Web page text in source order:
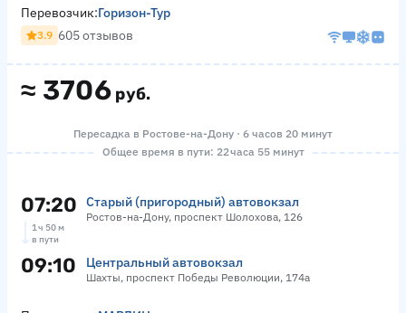
≈ 3706 руб.
Перевозчик:Горизон-Тур
3.9 605 отзывов
Пересадка в Ростове-на-Дону · 6 часов 20 минут
Общее время в пути: 22 часа 55 минут
07:20 Старый (пригородный) автовокзал
Ростов-на-Дону, проспект Шолохова, 126
1 ч 50 м
в пути
09:10 Центральный автовокзал
Шахты, проспект Победы Революции, 174а